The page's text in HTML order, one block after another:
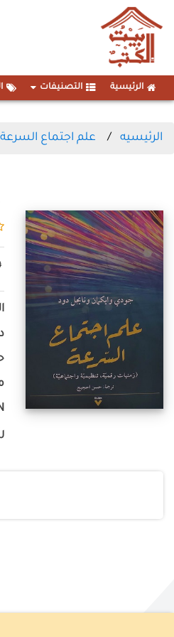
الرئيسية التصنيفات
الرئيسيه علم اجتماع السرعة